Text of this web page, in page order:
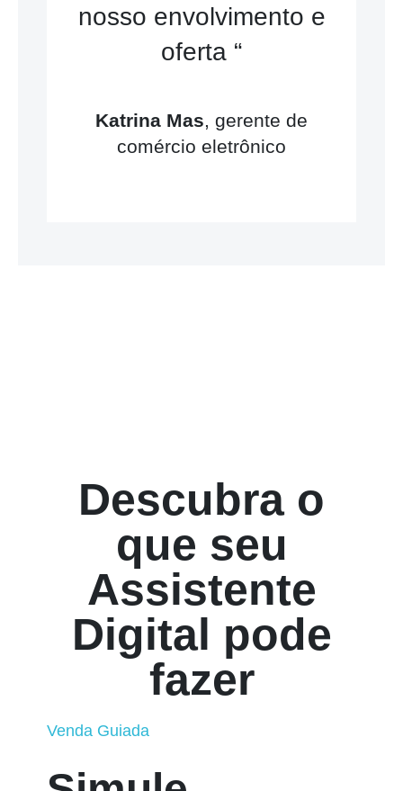
nosso envolvimento e
oferta “
Katrina Mas, gerente de
comércio eletrônico
Descubra o
que seu
Assistente
Digital pode
fazer
Venda Guiada